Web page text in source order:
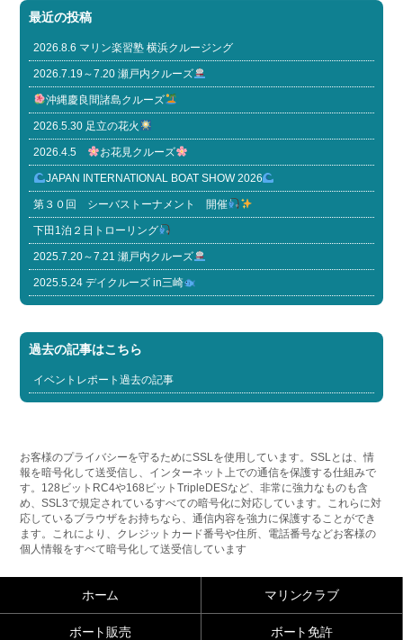
最近の投稿
2026.8.6 マリン楽習塾 横浜クルージング
2026.7.19～7.20 瀬戸内クルーズ
沖縄慶良間諸島クルーズ
2026.5.30 足立の花火
2026.4.5 お花見クルーズ
JAPAN INTERNATIONAL BOAT SHOW 2026
第３０回 シーバストーナメント 開催
下田1泊２日トローリング
2025.7.20～7.21 瀬戸内クルーズ
2025.5.24 デイクルーズ in三崎
過去の記事はこちら
イベントレポート過去の記事
お客様のプライバシーを守るためにSSLを使用しています。SSLとは、情
報を暗号化して送受信し、インターネット上での通信を保護する仕組みで
す。128ビットRC4や168ビットTripleDESなど、非常に強力なものも含
め、SSL3で規定されているすべての暗号化に対応しています。これらに対
応しているブラウザをお持ちなら、通信内容を強力に保護することができ
ます。これにより、クレジットカード番号や住所、電話番号などお客様の
個人情報をすべて暗号化して送受信しています
ホーム マリンクラブ
ボート販売 ボート免許